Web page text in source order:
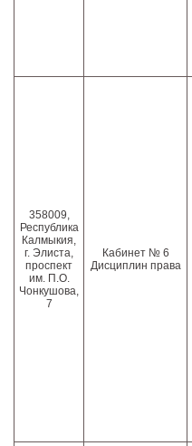
358009,
Республика
Калмыкия,
г. Элиста,
проспект
им. П.О.
Чонкушова,
7
Кабинет № 6
Дисциплин права